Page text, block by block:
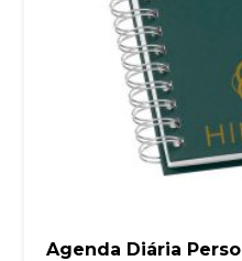
Agenda Diária